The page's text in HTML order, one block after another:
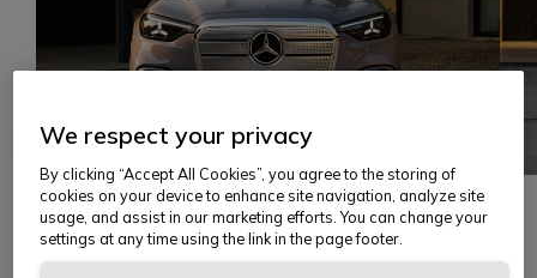
Få tilbud Priser og utstyr
We respect your privacy
By clicking “Accept All Cookies”, you agree to the storing of
cookies on your device to enhance site navigation, analyze site
usage, and assist in our marketing efforts. You can change your
settings at any time using the link in the page footer.